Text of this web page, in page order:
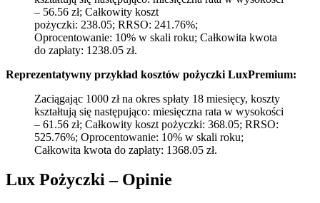
– 56.56 zł; Całkowity koszt
pożyczki: 238.05; RRSO: 241.76%;
Oprocentowanie: 10% w skali roku; Całkowita kwota
do zapłaty: 1238.05 zł.
Reprezentatywny przykład kosztów pożyczki LuxPremium:
Zaciągając 1000 zł na okres spłaty 18 miesięcy, koszty
kształtują się następująco: miesięczna rata w wysokości
– 61.56 zł; Całkowity koszt pożyczki: 368.05; RRSO:
525.76%; Oprocentowanie: 10% w skali roku;
Całkowita kwota do zapłaty: 1368.05 zł.
Lux Pożyczki – Opinie